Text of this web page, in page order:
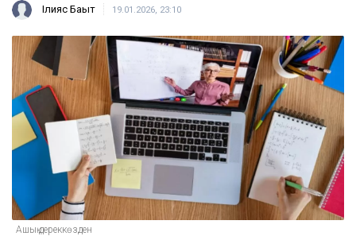
Ілияс Бақыт 19.01.2026, 23:10
Ашық дереккөзден